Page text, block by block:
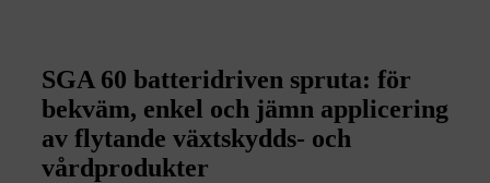
SGA 60 batteridriven spruta: för
bekväm, enkel och jämn applicering
av flytande växtskydds- och
vårdprodukter